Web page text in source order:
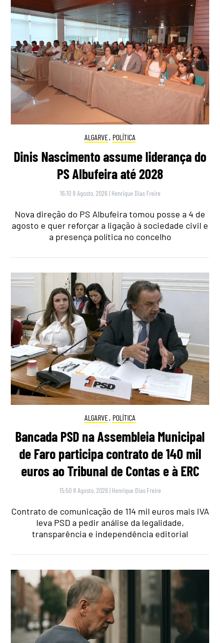
ALGARVE, POLÍTICA
Dinis Nascimento assume liderança do
PS Albufeira até 2028
16:10 8 Agosto, 2026 | Henrique Dias Freire
Nova direção do PS Albufeira tomou posse a 4 de
agosto e quer reforçar a ligação à sociedade civil e
a presença política no concelho
ALGARVE, POLÍTICA
Bancada PSD na Assembleia Municipal
de Faro participa contrato de 140 mil
euros ao Tribunal de Contas e à ERC
15:50 8 Agosto, 2026 | Henrique Dias Freire
Contrato de comunicação de 114 mil euros mais IVA
leva PSD a pedir análise da legalidade,
transparência e independência editorial